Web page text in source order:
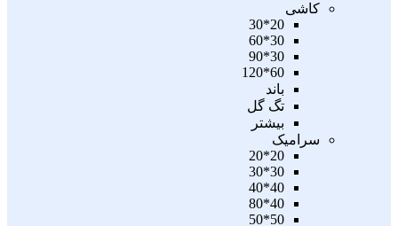
کاشی
20*30
30*60
30*90
60*120
باند
تگ گل
بیشتر
سرامیک
20*20
30*30
40*40
40*80
50*50